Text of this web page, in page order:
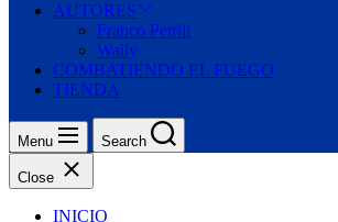
AUTORES
Franco Petrili
Wally
COMBATIENDO EL FUEGO
TIENDA
Menu Search
Close
INICIO